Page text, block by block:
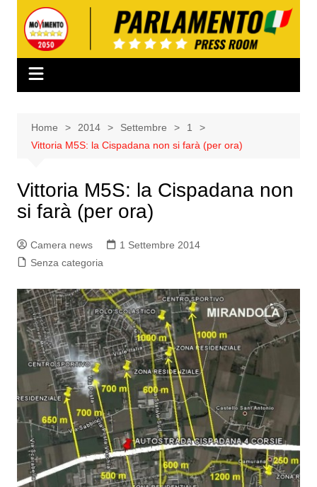
contenuto
Home 2014 Settembre
1
Vittoria M5S: la Cispadana non si farà (per ora)
Vittoria M5S: la Cispadana non
si farà (per ora)
Camera news
1 Settembre 2014
Senza categoria